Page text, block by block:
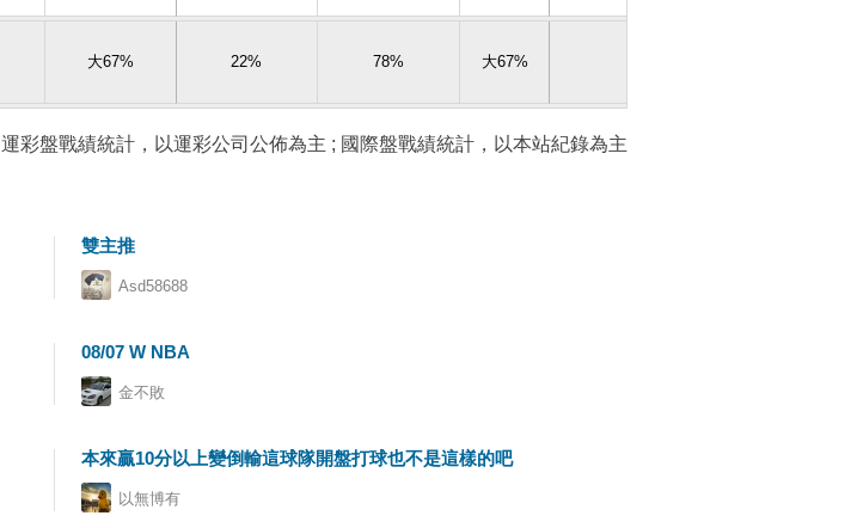
大67% 22% 78% 大67%
運彩盤戰績統計，以運彩公司公佈為主 ; 國際盤戰績統計，以本站紀錄為主
雙主推
Asd58688
08/07 W NBA
金不敗
本來贏10分以上變倒輸這球隊開盤打球也不是這樣的吧
以無博有